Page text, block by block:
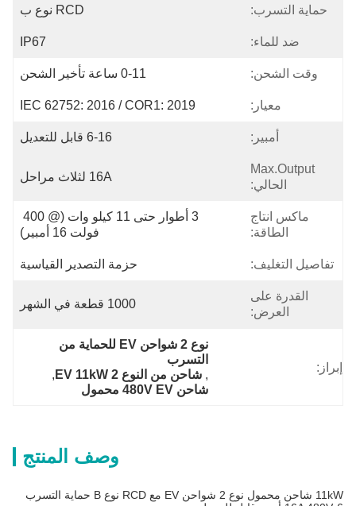
حماية التسرب: RCD نوع ب
ضد للماء: IP67
وقت الشحن: 0-11 ساعة تأخير الشحن
معيار: IEC 62752: 2016 / COR1: 2019
أمبير: 6-16 قابل للتعديل
Max.Output
الحالي:
16A لثلاث مراحل
ماكس انتاج
الطاقة:
3 أطوار حتى 11 كيلو وات (@ 400
فولت 16 أمبير)
تفاصيل التغليف: حزمة التصدير القياسية
القدرة على
العرض:
1000 قطعة في الشهر
إبراز:
نوع 2 شواحن EV للحماية من
التسرب
, شاحن من النوع 2 EV 11kW
,
شاحن 480V EV محمول
وصف المنتج
11kW شاحن محمول نوع 2 شواحن EV مع RCD نوع B حماية التسرب